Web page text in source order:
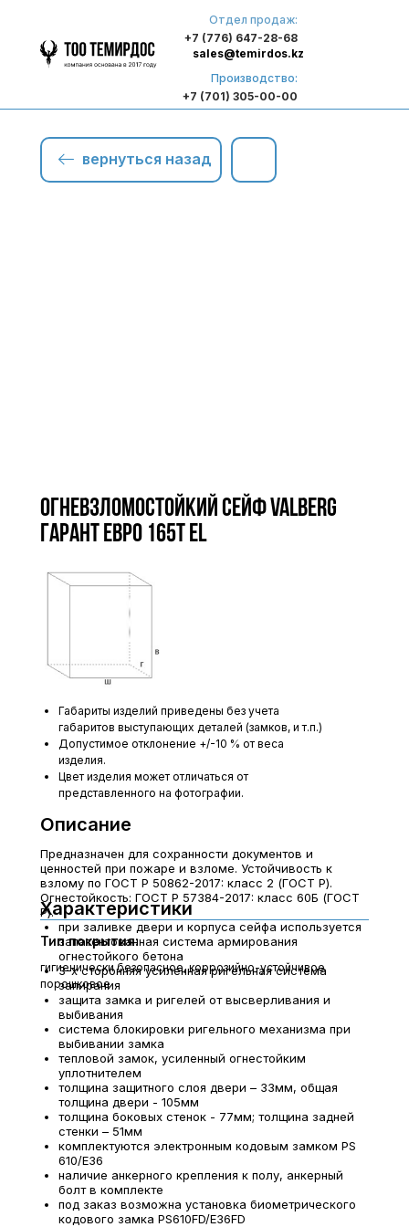
Отдел продаж:
+7 (776) 647-28-68
Производство:
+7 (701) 305-00-00
sales@temirdos.kz
вернуться назад
Огневзломостойкий сейф VALBERG
ГАРАНТ ЕВРО 165Т EL
Описание
Предназначен для сохранности документов и
ценностей при пожаре и взломе. Устойчивость к
взлому по ГОСТ Р 50862-2017: класс 2 (ГОСТ Р).
Огнестойкость: ГОСТ Р 57384-2017: класс 60Б (ГОСТ
Р).
при заливке двери и корпуса сейфа используется
запатентованная система армирования
огнестойкого бетона
3-х сторонняя усиленная ригельная система
запирания
защита замка и ригелей от высверливания и
выбивания
система блокировки ригельного механизма при
выбивании замка
тепловой замок, усиленный огнестойким
уплотнителем
толщина защитного слоя двери – 33мм, общая
толщина двери - 105мм
толщина боковых стенок - 77мм; толщина задней
стенки – 51мм
комплектуются электронным кодовым замком PS
610/E36
наличие анкерного крепления к полу, анкерный
болт в комплекте
под заказ возможна установка биометрического
кодового замка PS610FD/E36FD
Габариты изделий приведены без учета
габаритов выступающих деталей (замков, и т.п.)
Допустимое отклонение +/-10 % от веса
изделия.
Цвет изделия может отличаться от
представленного на фотографии.
Характеристики
гигиенически безопасное, коррозийно-устойчивое
порошковое
Тип покрытия: